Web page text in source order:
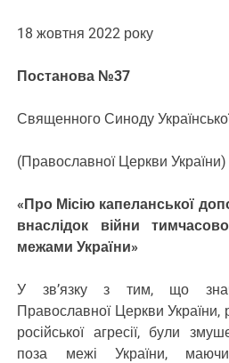
18 жовтня 2022 року
Постанова №37
Священного Синоду
(Православної Церкви України)
«Про Місію капеланської
внаслідок війни
межами України»
У зв’язку з тим, що
Православної Церкви України,
російської агресії, були
поза межі України,